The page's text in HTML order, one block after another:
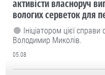
активісти власноруч
вологих серветок для
Ініціатором цієї
Володимир Миколів.
05.08